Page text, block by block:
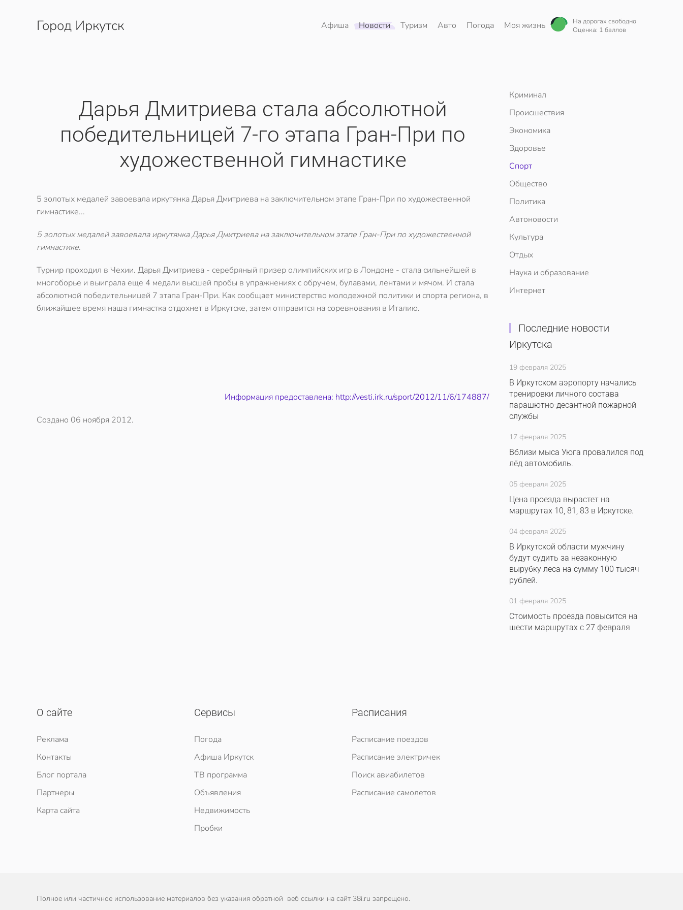
Перейти к содержимому
Город Иркутск Афиша Новости Туризм Авто Погода Моя жизнь
На дорогах свободно
Оценка: 1 баллов
Дарья Дмитриева стала абсолютной
победительницей 7-го этапа Гран-При по
художественной гимнастике
5 золотых медалей завоевала иркутянка Дарья Дмитриева на заключительном этапе Гран-При по художественной
гимнастике...
5 золотых медалей завоевала иркутянка Дарья Дмитриева на заключительном этапе Гран-При по художественной
гимнастике.
Турнир проходил в Чехии. Дарья Дмитриева - серебряный призер олимпийских игр в Лондоне - стала сильнейшей в
многоборье и выиграла еще 4 медали высшей пробы в упражнениях с обручем, булавами, лентами и мячом. И стала
абсолютной победительницей 7 этапа Гран-При. Как сообщает министерство молодежной политики и спорта региона, в
ближайшее время наша гимнастка отдохнет в Иркутске, затем отправится на соревнования в Италию.
Информация предоставлена: http://vesti.irk.ru/sport/2012/11/6/174887/
Создано 06 ноября 2012.
Криминал
Происшествия
Экономика
Здоровье
Спорт
Общество
Политика
Автоновости
Культура
Отдых
Наука и образование
Интернет
Последние новости
Иркутска
19 февраля 2025
В Иркутском аэропорту начались
тренировки личного состава
парашютно-десантной пожарной
службы
17 февраля 2025
Вблизи мыса Уюга провалился под
лёд автомобиль.
05 февраля 2025
Цена проезда вырастет на
маршрутах 10, 81, 83 в Иркутске.
04 февраля 2025
В Иркутской области мужчину
будут судить за незаконную
вырубку леса на сумму 100 тысяч
рублей.
01 февраля 2025
Стоимость проезда повысится на
шести маршрутах с 27 февраля
О сайте
Реклама
Контакты
Блог портала
Партнеры
Карта сайта
Сервисы
Погода
Афиша Иркутск
ТВ программа
Объявления
Недвижимость
Пробки
Расписания
Расписание поездов
Расписание электричек
Поиск авиабилетов
Расписание самолетов
Полное или частичное использование материалов без указания обратной веб ссылки на сайт 38i.ru запрещено.